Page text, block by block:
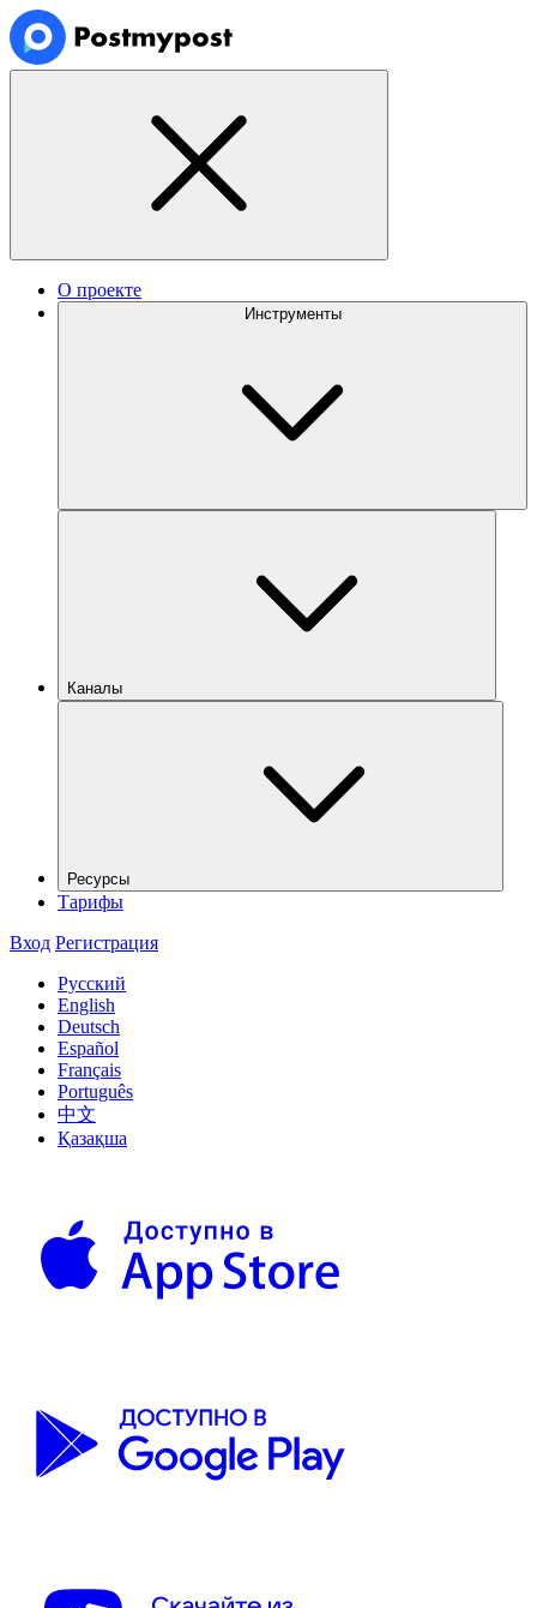
О проекте
Инструменты
Каналы
Ресурсы
Тарифы
Вход Регистрация
Русский
English
Deutsch
Español
Français
Português
中文
Қазақша